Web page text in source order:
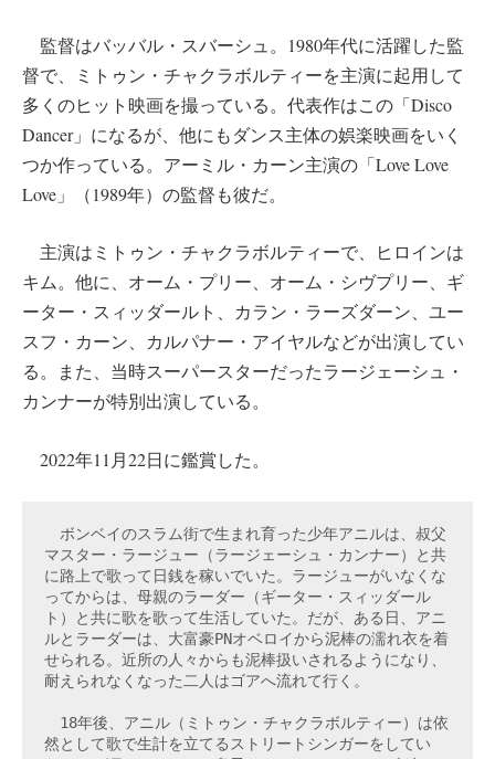
監督はバッバル・スバーシュ。1980年代に活躍した監
督で、ミトゥン・チャクラボルティーを主演に起用して
多くのヒット映画を撮っている。代表作はこの「Disco
Dancer」になるが、他にもダンス主体の娯楽映画をいく
つか作っている。アーミル・カーン主演の「Love Love
Love」（1989年）の監督も彼だ。
主演はミトゥン・チャクラボルティーで、ヒロインは
キム。他に、オーム・プリー、オーム・シヴプリー、ギ
ーター・スィッダールト、カラン・ラーズダーン、ユー
スフ・カーン、カルパナー・アイヤルなどが出演してい
る。また、当時スーパースターだったラージェーシュ・
カンナーが特別出演している。
2022年11月22日に鑑賞した。
ボンベイのスラム街で生まれ育った少年アニルは、叔父
マスター・ラージュー（ラージェーシュ・カンナー）と共
に路上で歌って日銭を稼いでいた。ラージューがいなくな
ってからは、母親のラーダー（ギーター・スィッダール
ト）と共に歌を歌って生活していた。だが、ある日、アニ
ルとラーダーは、大富豪PNオベロイから泥棒の濡れ衣を着
せられる。近所の人々からも泥棒扱いされるようになり、
耐えられなくなった二人はゴアへ流れて行く。
18年後、アニル（ミトゥン・チャクラボルティー）は依
然として歌で生計を立てるストリートシンガーをしてい